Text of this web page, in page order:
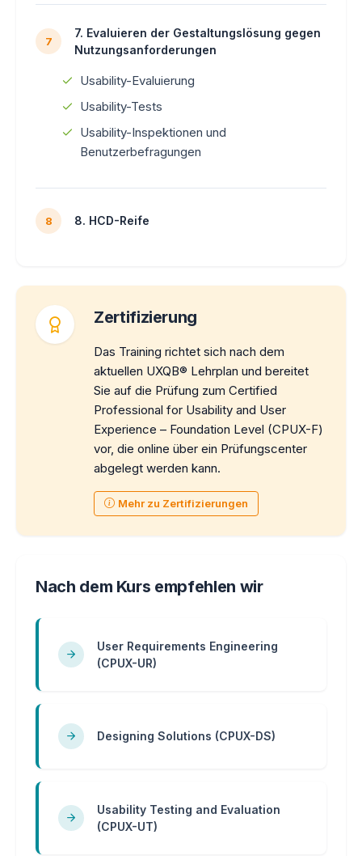
7
7. Evaluieren der Gestaltungslösung gegen
Nutzungsanforderungen
Usability-Evaluierung
Usability-Tests
Usability-Inspektionen und
Benutzerbefragungen
8 8. HCD-Reife
Zertifizierung
Das Training richtet sich nach dem
aktuellen UXQB® Lehrplan und bereitet
Sie auf die Prüfung zum Certified
Professional for Usability and User
Experience – Foundation Level (CPUX-F)
vor, die online über ein Prüfungscenter
abgelegt werden kann.
Mehr zu Zertifizierungen
Nach dem Kurs empfehlen wir
User Requirements Engineering
(CPUX-UR)
Designing Solutions (CPUX-DS)
Usability Testing and Evaluation
(CPUX-UT)